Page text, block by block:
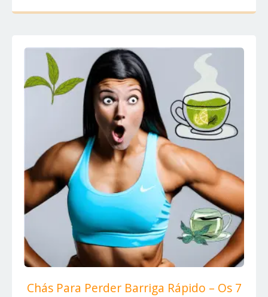
Chás Para Perder Barriga Rápido – Os 7